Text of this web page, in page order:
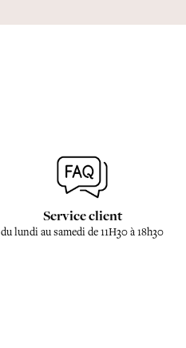
Service client
du lundi au samedi de 11H30 à 18h30